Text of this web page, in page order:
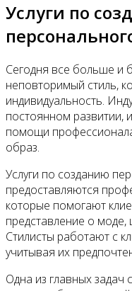
Услуги по
Сегодня все больше и
неповторимый стиль,
индивидуальность.
постоянном развитии,
помощи
образ.
Услуги по созданию
предоставляются
которые помогают
представление о моде,
Стилисты работают с
учитывая их
Одна из главных задач